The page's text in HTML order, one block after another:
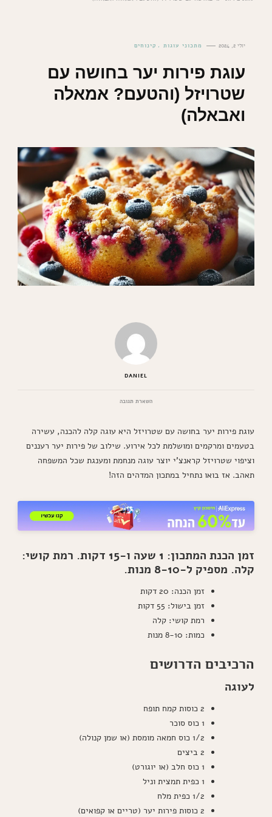
יולי 2, 2024 מתכוני עוגות קינוחים
עוגת פירות יער בחושה עם
שטרויזל (והטעם? אמאלה
ואבאלה)
DANIEL
השארת תגובהבנושא
יער
עם
שטרויזל
אמאלה
עוגת פירות יער בחושה עם שטרויזל היא עוגה קלה להכנה, עשירה
בטעמים ומרקמים ומושלמת לכל אירוע. שילוב של פירות יער רעננים
וציפוי שטרויזל קראנצ'י יוצר עוגה מנחמת ומענגת שכל המשפחה
תאהב. אז בואו נתחיל במתכון המדהים הזה!
זמן הכנת המתכון: 1 שעה ו-15 דקות. רמת קושי:
קלה. מספיק ל-8-10 מנות.
זמן הכנה: 20 דקות
זמן בישול: 55 דקות
רמת קושי: קלה
כמות: 8-10 מנות
הרכיבים הדרושים
לעוגה
2 כוסות קמח תופח
1 כוס סוכר
1/2 כוס חמאה מומסת (או שמן קנולה)
2 ביצים
1 כוס חלב (או יוגורט)
1 כפית תמצית וניל
1/2 כפית מלח
2 כוסות פירות יער (טריים או קפואים)